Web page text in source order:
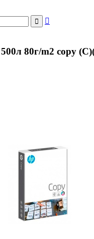


80г/m2 copy